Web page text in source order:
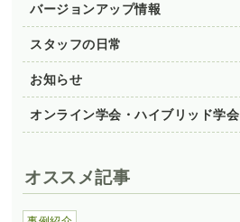
バージョンアップ情報
スタッフの日常
お知らせ
オンライン学会・ハイブリッド学会
オススメ記事